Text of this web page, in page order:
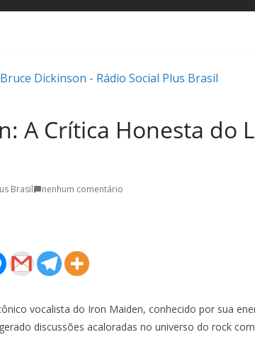
A Crítica Honesta do
Brasil nenhum comentário
vocalista do Iron Maiden, conhecido por sua
discussões acaloradas no universo do rock